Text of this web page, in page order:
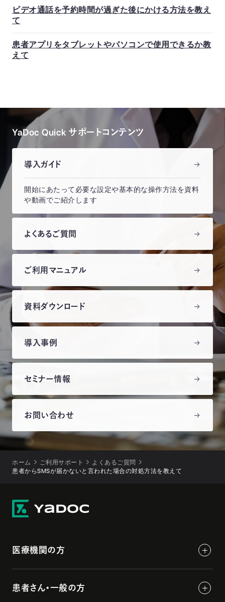
ビデオ通話を予約時間が過ぎた後にかける方法を教え
て
患者アプリをタブレットやパソコンで使用できるか教
えて
YaDoc Quick サポートコンテンツ
導入ガイド
開始にあたって必要な設定や基本的な操作方法を資料
や動画でご紹介します
よくあるご質問
ご利用マニュアル
資料ダウンロード
導入事例
セミナー情報
お問い合わせ
ホーム ご利用サポート
よくあるご質問
患者からSMSが届かないと言われた場合の対処方法を教えて
医療機関の方
患者さん・一般の方